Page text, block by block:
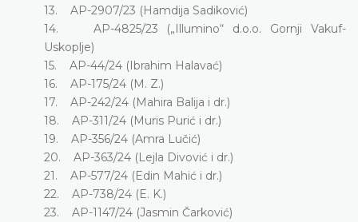
13. AP-2907/23 (Hamdija Sadiković)
14. AP-4825/23 („Illumino“ d.o.o. Gornji Vakuf-
Uskoplje)
15. AP-44/24 (Ibrahim Halavać)
16. AP-175/24 (M. Z.)
17. AP-242/24 (Mahira Balija i dr.)
18. AP-311/24 (Muris Purić i dr.)
19. AP-356/24 (Amra Lučić)
20. AP-363/24 (Lejla Divović i dr.)
21. AP-577/24 (Edin Mahić i dr.)
22. AP-738/24 (E. K.)
23. AP-1147/24 (Jasmin Čarković)